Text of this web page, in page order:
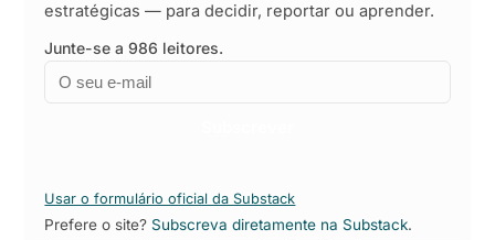
estratégicas — para decidir, reportar ou aprender.
Junte-se a 986 leitores.
Email
Empresa
Usar o formulário oficial da Substack
Prefere o site?Subscreva diretamente na Substack.